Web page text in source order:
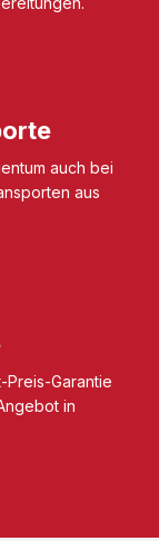
auch bei
aus
Garantie
in